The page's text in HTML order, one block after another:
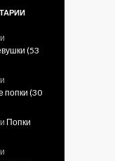
(53
попки (30
Попки